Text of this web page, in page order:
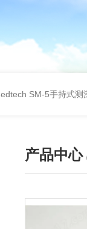
SM-5手持式测
产品中心